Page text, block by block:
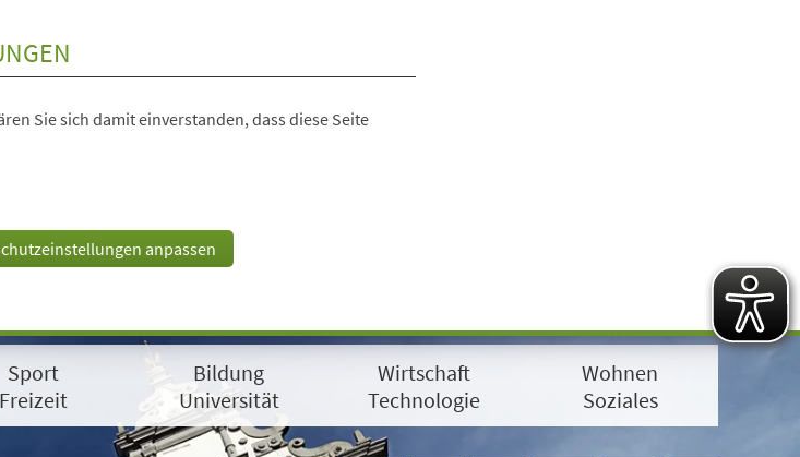
Sie sich damit einverstanden, dass diese Seite
anpassen
Sport
Freizeit
Bildung
Universität
Wirtschaft
Technologie
Wohnen
Soziales